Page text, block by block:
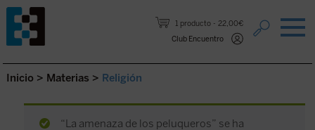
1 producto
22,00€
Club Encuentro
Saltar al contenido.
Inicio > Materias > Religión
“La amenaza de los peluqueros” se ha